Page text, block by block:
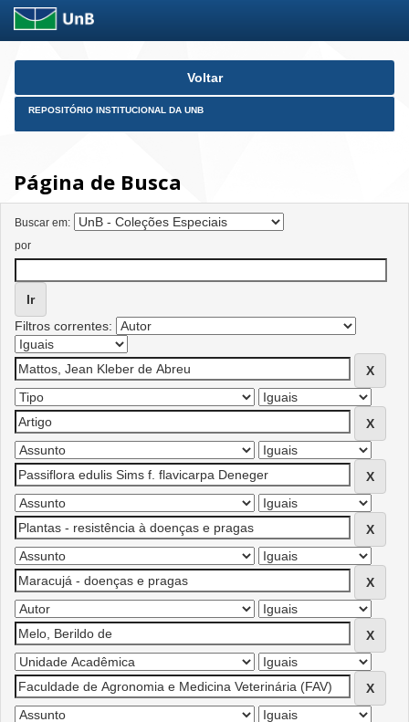
Skip
Voltar
REPOSITÓRIO INSTITUCIONAL DA UNB
Página de Busca
Buscar em:
por
Filtros correntes: